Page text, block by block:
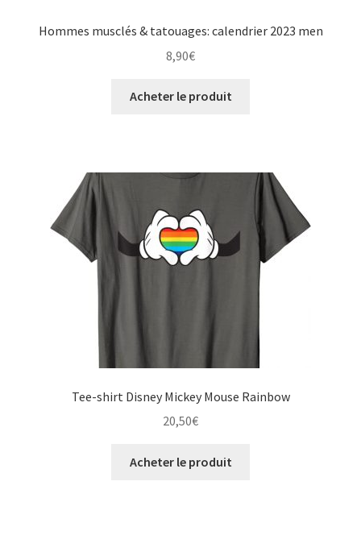
Hommes musclés & tatouages: calendrier 2023 men
8,90€
Acheter le produit
Tee-shirt Disney Mickey Mouse Rainbow
20,50€
Acheter le produit